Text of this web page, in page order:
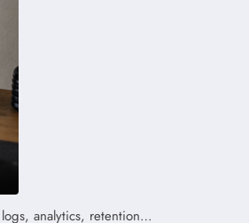
analytics, retention…